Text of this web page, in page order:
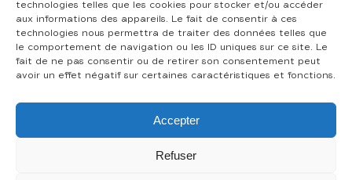
technologies telles que les cookies pour stocker et/ou accéder
aux informations des appareils. Le fait de consentir à ces
technologies nous permettra de traiter des données telles que
le comportement de navigation ou les ID uniques sur ce site. Le
fait de ne pas consentir ou de retirer son consentement peut
avoir un effet négatif sur certaines caractéristiques et fonctions.
Accepter
Refuser
10 Sarfis Thierry